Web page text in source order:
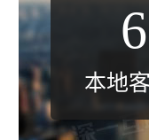
本地